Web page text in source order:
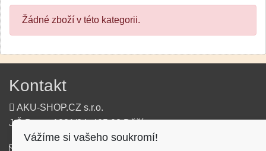
Žádné zboží v této kategorii.
Kontakt
AKU-SHOP.CZ s.r.o.
J.Š.Baara 1331/34, 405 02 Děčín
Vážíme si vašeho soukromí!